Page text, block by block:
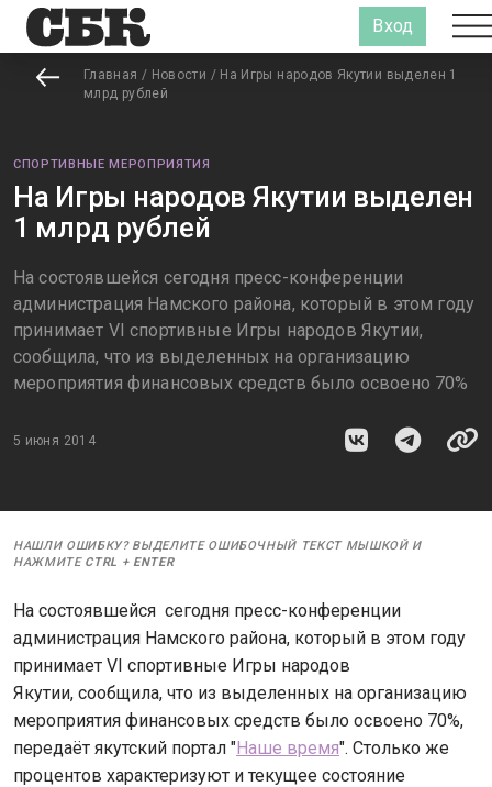
Вход
Главная / Новости / На Игры народов Якутии выделен 1
млрд рублей
СПОРТИВНЫЕ МЕРОПРИЯТИЯ
На Игры народов Якутии выделен
1 млрд рублей
На состоявшейся сегодня пресс-конференции
администрация Намского района, который в этом году
принимает VI спортивные Игры народов Якутии,
сообщила, что из выделенных на организацию
мероприятия финансовых средств было освоено 70%
5 июня 2014
НАШЛИ ОШИБКУ? ВЫДЕЛИТЕ ОШИБОЧНЫЙ ТЕКСТ МЫШКОЙ И
НАЖМИТЕ CTRL + ENTER
На состоявшейся сегодня пресс-конференции
администрация Намского района, который в этом году
принимает VI спортивные Игры народов
Якутии, сообщила, что из выделенных на организацию
мероприятия финансовых средств было освоено 70%,
передаёт якутский портал "Наше время". Столько же
процентов характеризуют и текущее состояние